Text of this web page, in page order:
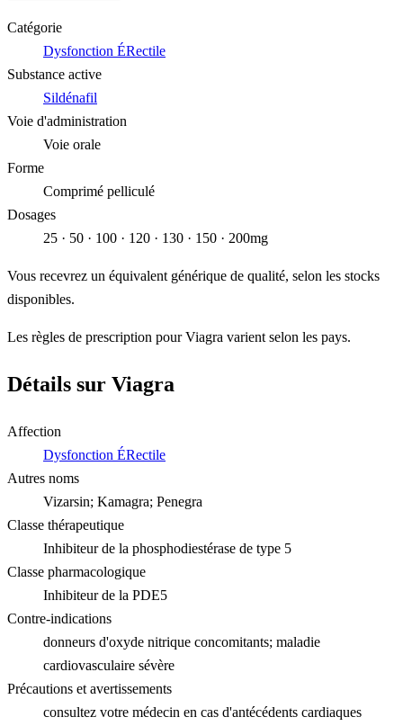
Catégorie
Dysfonction ÉRectile
Substance active
Sildénafil
Voie d'administration
Voie orale
Forme
Comprimé pelliculé
Dosages
25 · 50 · 100 · 120 · 130 · 150 · 200mg
Vous recevrez un équivalent générique de qualité, selon les stocks
disponibles.
Les règles de prescription pour Viagra varient selon les pays.
Détails sur Viagra
Affection
Dysfonction ÉRectile
Autres noms
Vizarsin; Kamagra; Penegra
Classe thérapeutique
Inhibiteur de la phosphodiestérase de type 5
Classe pharmacologique
Inhibiteur de la PDE5
Contre-indications
donneurs d'oxyde nitrique concomitants; maladie
cardiovasculaire sévère
Précautions et avertissements
consultez votre médecin en cas d'antécédents cardiaques